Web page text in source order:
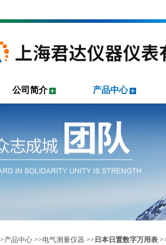
公司简介 产品中心
产品中心 >>电气测量仪器 >> 日本日置数字万用表